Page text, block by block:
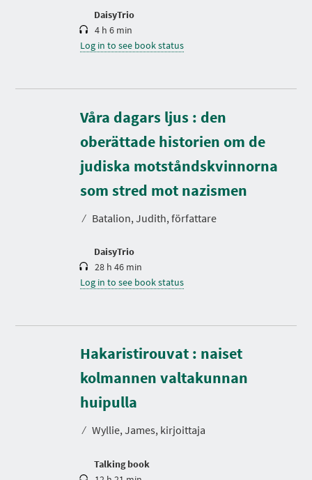
DaisyTrio
4 h 6 min
Log in to see book status
Våra dagars ljus : den
oberättade historien om de
judiska motståndskvinnorna
som stred mot nazismen
⁄ Batalion, Judith, författare
DaisyTrio
D
u
r
a
i
28 h 46 min
Log in to see book status
Hakaristirouvat : naiset
kolmannen valtakunnan
huipulla
⁄ Wyllie, James, kirjoittaja
Talking book
D
u
r
a
i